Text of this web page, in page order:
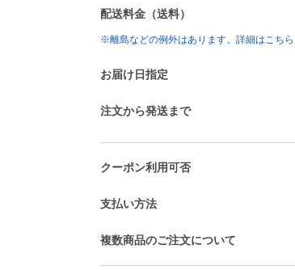
配送料金（送料）
※離島などの例外はあります。詳細はこちら
お届け日指定
注文から発送まで
クーポン利用可否
支払い方法
複数商品のご注文について